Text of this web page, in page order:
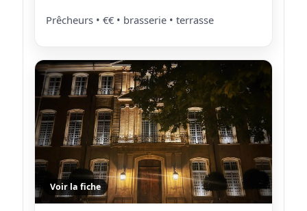
Prêcheurs • €€ • brasserie • terrasse
Voir la fiche